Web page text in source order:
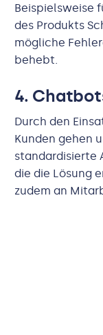
Beispielsweise
des Produkts
mögliche
behebt.
4.
Durch den
Kunden gehen
standardisierte
die die Lösung
zudem an